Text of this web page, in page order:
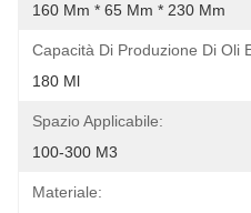
160 Mm * 65 Mm * 230 Mm
Capacità Di Produzione Di Oli
180 Ml
Spazio Applicabile:
100-300 M3
Materiale: